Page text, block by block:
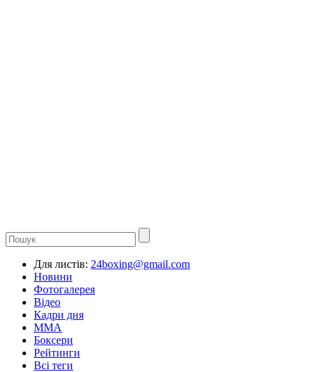
Для листів: 24boxing@gmail.com
Новини
Фотогалерея
Відео
Кадри дня
ММА
Боксери
Рейтинги
Всі теги